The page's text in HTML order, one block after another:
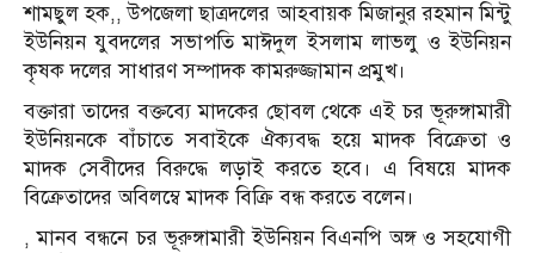
শামছুল হক,, উপজেলা ছাত্রদলের আহবায়ক মিজানুর রহমান মিন্টু
ইউনিয়ন যুবদলের সভাপতি মাঈদুল ইসলাম লাভলু ও ইউনিয়ন
কৃষক দলের সাধারণ সম্পাদক কামরুজ্জামান প্রমুখ।
বক্তারা তাদের বক্তব্যে মাদকের ছোবল থেকে এই চর ভূরুঙ্গামারী
ইউনিয়নকে বাঁচাতে সবাইকে ঐক্যবদ্ধ হয়ে মাদক বিক্রেতা ও
মাদক সেবীদের বিরুদ্ধে লড়াই করতে হবে। এ বিষয়ে মাদক
বিক্রেতাদের অবিলম্বে মাদক বিক্রি বন্ধ করতে বলেন।
, মানব বন্ধনে চর ভূরুঙ্গামারী ইউনিয়ন বিএনপি অঙ্গ ও সহযোগী